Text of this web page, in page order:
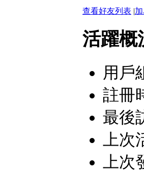
查看好友列表 |
活躍概
用戶
註冊
最後
上
上